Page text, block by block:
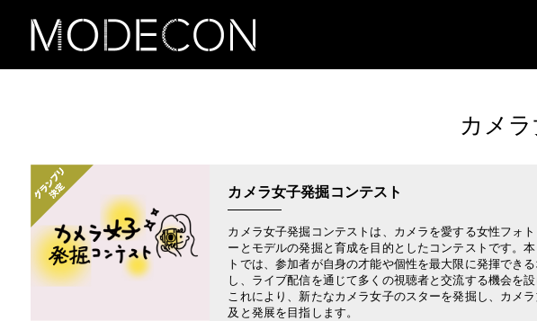
カメ
カメラ女子発掘コンテスト
カメラ女子発掘コンテストは、カメラを愛する女性フォ
ーとモデルの発掘と育成を目的としたコンテストです。
トでは、参加者が自身の才能や個性を最大限に発揮でき
し、ライブ配信を通じて多くの視聴者と交流する機会を設
これにより、新たなカメラ女子のスターを発掘し、カメ
及と発展を目指します。